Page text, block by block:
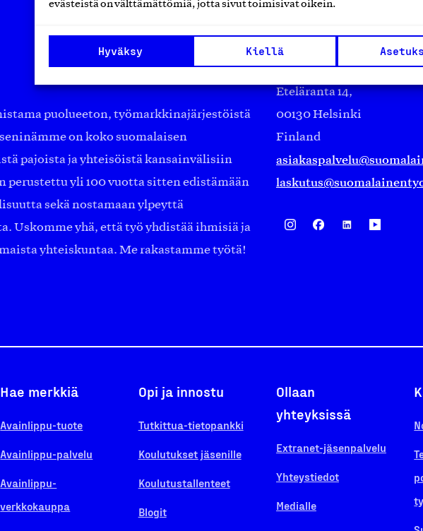
evästeistä on välttämättömiä, jotta sivut toimisivat oikein.
Hyväksy Kiellä
puolueeton, työmarkkinajärjestöistä
on koko suomalaisen
pajoista ja yhteisöistä kansainvälisiin
perustettu yli 100 vuotta sitten edistämään
sekä nostamaan ylpeyttä
Uskomme yhä, että työ yhdistää ihmisiä ja
yhteiskuntaa. Me rakastamme työtä!
Suomalainen työ ry
Eteläranta 14,
00130 Helsinki
Finland
Hae merkkiä
Avainlippu-tuote
Avainlippu-palvelu
Avainlippu-
verkkokauppa
Opi ja innostu
Tutkittua-tietopankki
Koulutukset jäsenille
Koulutustallenteet
Blogit
Ollaan
yhteyksissä
Extranet-jäsenpalvelu
Yhteystiedot
Medialle